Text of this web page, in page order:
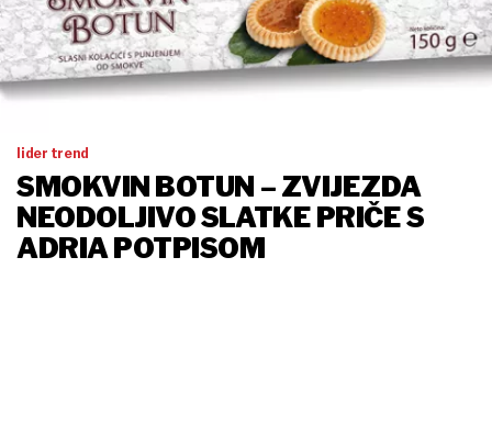
lider trend
SMOKVIN BOTUN – ZVIJEZDA
NEODOLJIVO SLATKE PRIČE S
ADRIA POTPISOM